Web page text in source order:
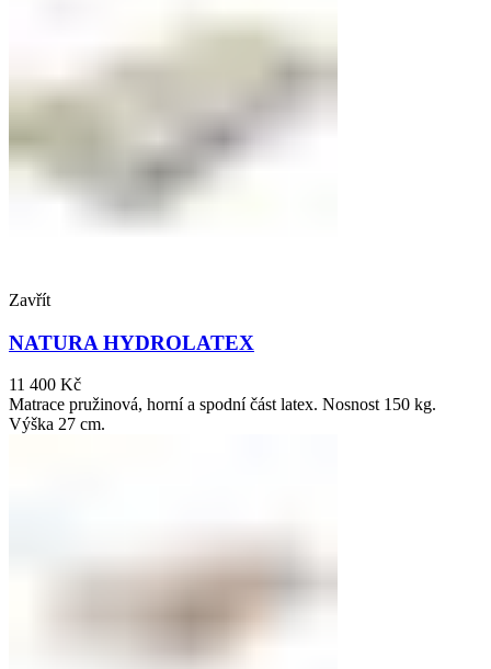
Zavřít
NATURA HYDROLATEX
11 400 Kč
Matrace pružinová, horní a spodní část latex. Nosnost 150 kg.
Výška 27 cm.